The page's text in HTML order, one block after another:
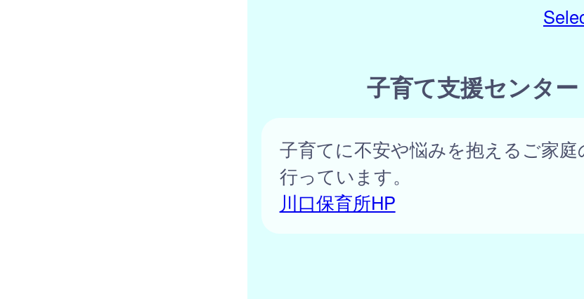
子育て支援センター
子育てに不安や悩みを抱えるご家庭
行っています。
川口保育所HP